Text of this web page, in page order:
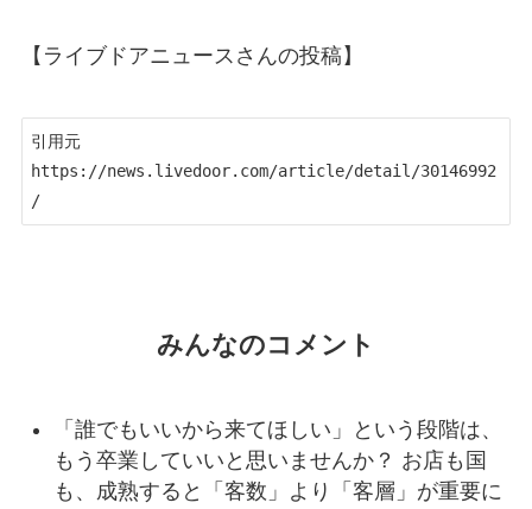
【ライブドアニュースさんの投稿】
引用元
https://news.livedoor.com/article/detail/30146992
/
みんなのコメント
「誰でもいいから来てほしい」という段階は、
もう卒業していいと思いませんか？ お店も国
も、成熟すると「客数」より「客層」が重要に